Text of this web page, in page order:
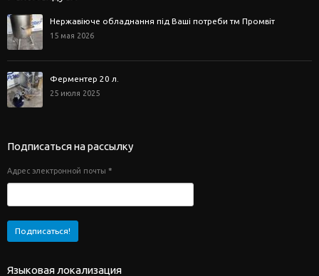
Нержавіюче обладнання під Ваші потреби тм Промвіт
15 мая 2026
Ферментер 20 л.
25 июля 2025
Подписаться на рассылку
Адрес электронной почты *
Языковая локализация